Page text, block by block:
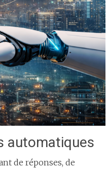
automatiques
de réponses, de